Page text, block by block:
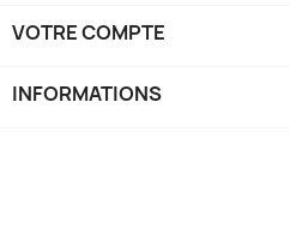
VOTRE COMPTE
INFORMATIONS